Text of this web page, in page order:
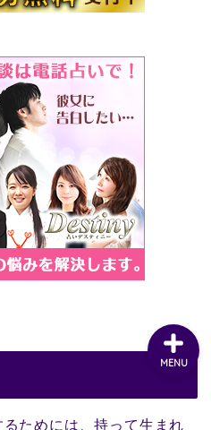
ためには、持って生まれ
MENU